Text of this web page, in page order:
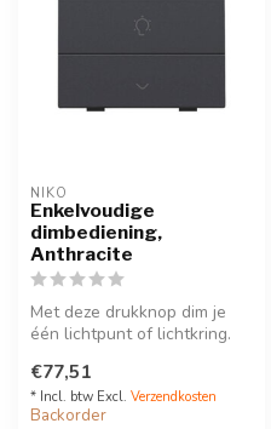
NIKO
Enkelvoudige
dimbediening,
Anthracite
Met deze drukknop dim je
één lichtpunt of lichtkring.
€77,51
* Incl. btw Excl. Verzendkosten
Backorder